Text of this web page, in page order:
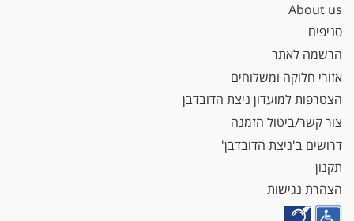
About us
סניפים
הרשמה לאתר
אזורי חלוקה ומשלוחים
הצטרפות למועדון ניצת הדובדבן
צור קשר/ביטול הזמנה
דרושים ב'ניצת הדובדבן'
תקנון
הצהרת נגישות